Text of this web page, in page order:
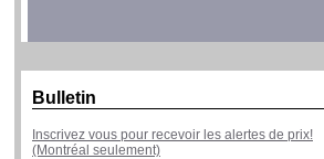
Bulletin
Inscrivez vous pour recevoir les alertes de prix!
(Montréal seulement)